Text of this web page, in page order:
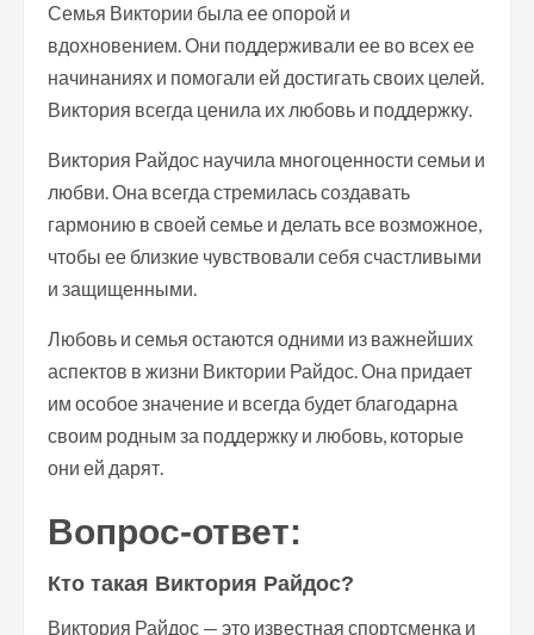
Семья Виктории была ее опорой и
вдохновением. Они поддерживали ее во всех ее
начинаниях и помогали ей достигать своих целей.
Виктория всегда ценила их любовь и поддержку.
Виктория Райдос научила многоценности семьи и
любви. Она всегда стремилась создавать
гармонию в своей семье и делать все возможное,
чтобы ее близкие чувствовали себя счастливыми
и защищенными.
Любовь и семья остаются одними из важнейших
аспектов в жизни Виктории Райдос. Она придает
им особое значение и всегда будет благодарна
своим родным за поддержку и любовь, которые
они ей дарят.
Вопрос-ответ:
Кто такая Виктория Райдос?
Виктория Райдос — это известная спортсменка и